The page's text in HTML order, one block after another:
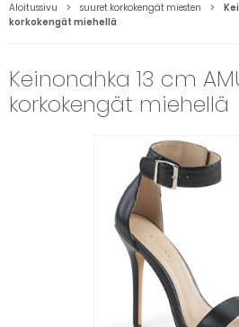
Aloitussivu suuret korkokengät miesten
korkokengät miehellä
Keinonahka 13 cm
korkokengät miehellä